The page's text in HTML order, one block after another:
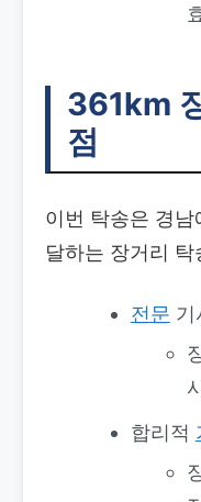
361km
점
이번 탁송은 경
달하는 장거리 탁
전문 기
합리적